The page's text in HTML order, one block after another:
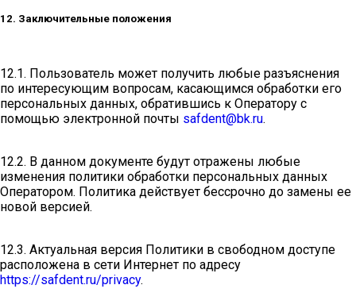
12. Заключительные положения
12.1. Пользователь может получить любые разъяснения
по интересующим вопросам, касающимся обработки его
персональных данных, обратившись к Оператору с
помощью электронной почты safdent@bk.ru.
12.2. В данном документе будут отражены любые
изменения политики обработки персональных данных
Оператором. Политика действует бессрочно до замены ее
новой версией.
12.3. Актуальная версия Политики в свободном доступе
расположена в сети Интернет по адресу
https://safdent.ru/privacy.